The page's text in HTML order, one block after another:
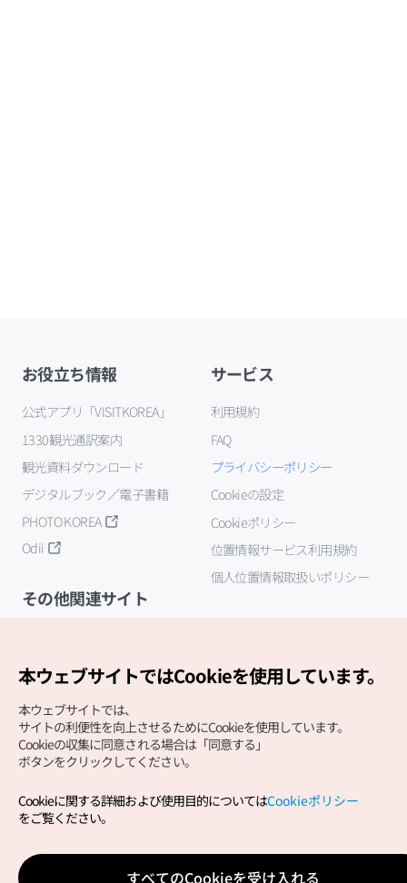
お役立ち情報
公式アプリ「VISITKOREA」
1330観光通訳案内
観光資料ダウンロード
デジタルブック／電子書籍
PHOTO KOREA
Odii
サービス
利用規約
FAQ
プライバシーポリシー
Cookieの設定
Cookieポリシー
位置情報サービス利用規約
個人位置情報取扱いポリシー
その他関連サイト
Copyright (c) Korea Tourism Organization All Rights
サイトエラー報告公式メール
japanese@knto.or.kr
本ウェブサイトではCookieを使用しています。
本ウェブサイトでは、
サイトの利便性を向上させるためにCookieを使用しています。
Cookieの収集に同意される場合は「同意する」
ボタンをクリックしてください。
Cookieに関する詳細および使用目的についてはCookieポリシー
をご覧ください。
すべてのCookieを受け入れる